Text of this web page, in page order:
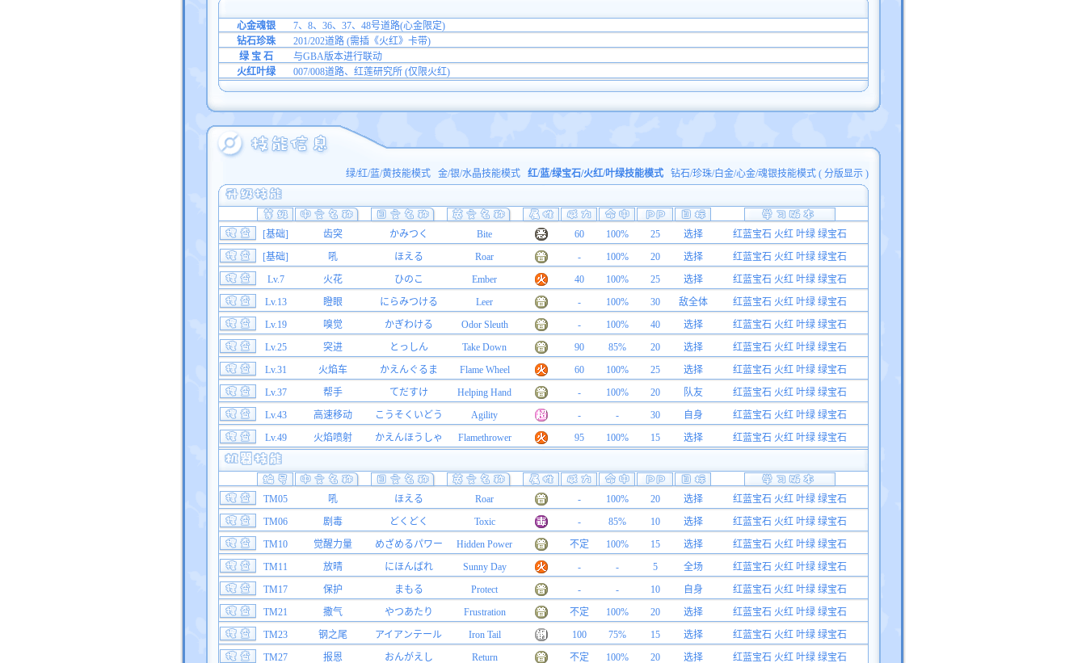
心金魂银
7、8、36、37、48号道路(心金限定)
钻石珍珠
201/202道路 (需插《火红》卡带)
绿 宝 石
与GBA版本进行联动
火红叶绿
007/008道路、红莲研究所 (仅限火红)
绿/红/蓝/黄技能模式 金/银/水晶技能模式 红/蓝/绿宝石/火红/叶绿技能模式 钻石/珍珠/白金/心金/魂银技能模式( 分版显示)
[基础] 齿突 かみつく Bite 60 100% 25 选择
红蓝宝石 火红 叶绿 绿宝石
[基础]
吼 ほえる Roar - 100% 20 选择
红蓝宝石 火红 叶绿 绿宝石
Lv.7
火花 ひのこ Ember 40 100% 25 选择
红蓝宝石 火红 叶绿 绿宝石
Lv.13
瞪眼 にらみつける Leer - 100% 30 敌全体
红蓝宝石 火红 叶绿 绿宝石
Lv.19
嗅觉 かぎわける Odor Sleuth - 100% 40 选择
红蓝宝石 火红 叶绿 绿宝石
Lv.25
突进 とっしん Take Down 90 85% 20 选择
红蓝宝石 火红 叶绿 绿宝石
Lv.31
火焰车 かえんぐるま Flame Wheel 60 100% 25 选择
红蓝宝石 火红 叶绿 绿宝石
Lv.37
帮手 てだすけ Helping Hand - 100% 20 队友
红蓝宝石 火红 叶绿 绿宝石
Lv.43
高速移动 こうそくいどう Agility - - 30 自身
红蓝宝石 火红 叶绿 绿宝石
Lv.49
火焰喷射 かえんほうしゃ Flamethrower 95 100% 15 选择 红蓝宝石 火红 叶绿 绿宝石
TM05 吼 ほえる Roar - 100% 20 选择
红蓝宝石 火红 叶绿 绿宝石
TM06
剧毒 どくどく Toxic - 85% 10 选择
红蓝宝石 火红 叶绿 绿宝石
TM10
觉醒力量 めざめるパワー Hidden Power 不定 100% 15 选择
红蓝宝石 火红 叶绿 绿宝石
TM11
放晴 にほんばれ Sunny Day - - 5 全场
红蓝宝石 火红 叶绿 绿宝石
TM17
保护 まもる Protect - - 10 自身
红蓝宝石 火红 叶绿 绿宝石
TM21
撒气 やつあたり Frustration 不定 100% 20 选择
红蓝宝石 火红 叶绿 绿宝石
TM23
钢之尾 アイアンテール Iron Tail 100 75% 15 选择
红蓝宝石 火红 叶绿 绿宝石
TM27
报恩 おんがえし Return 不定 100% 20 选择
红蓝宝石 火红 叶绿 绿宝石